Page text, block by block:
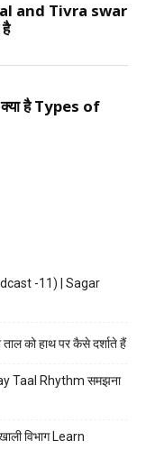
-11) | Sagar
को हाथ पर कैसे दर्शाते हैं
Taal Rhythm समझना
विभाग Learn